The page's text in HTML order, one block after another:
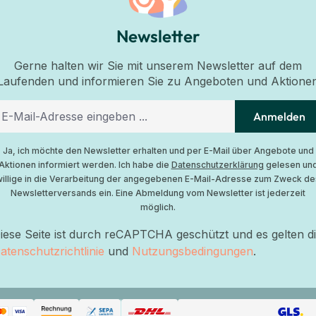
Newsletter
Gerne halten wir Sie mit unserem Newsletter auf dem
und informieren Sie zu Angeboten und
Anmelden
Ja, ich möchte den Newsletter erhalten und per E-Mail über Angebote und
informiert werden. Ich habe die Datenschutzerklärung gelesen
in die Verarbeitung der angegebenen E-Mail-Adresse zum Zweck
Newsletterversands ein. Eine Abmeldung vom Newsletter ist jederzeit
möglich.
Seite ist durch reCAPTCHA geschützt und es gelten
und Nutzungsbedingungen.